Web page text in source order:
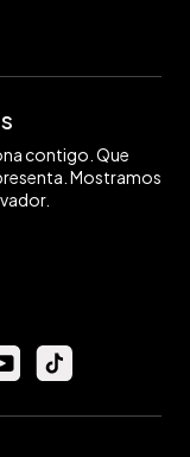
contigo. Que
Mostramos